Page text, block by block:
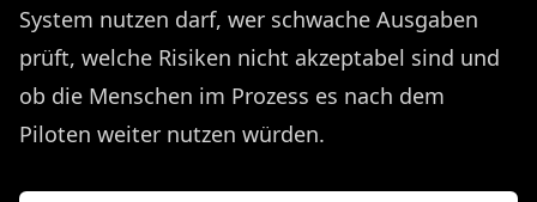
System nutzen darf, wer schwache Ausgaben
prüft, welche Risiken nicht akzeptabel sind und
ob die Menschen im Prozess es nach dem
Piloten weiter nutzen würden.